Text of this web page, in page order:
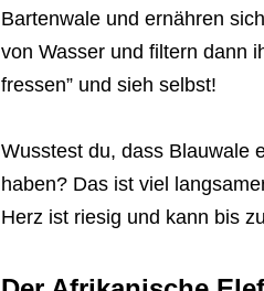
Bartenwale und ernähren
von Wasser und filtern dann
fressen” und sieh selbst!
Wusstest du, dass Blauwale
haben? Das ist viel
Herz ist riesig und kann bis